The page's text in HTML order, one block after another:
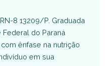
8 13209/P. Graduada
do Paraná
com ênfase na nutrição
em sua